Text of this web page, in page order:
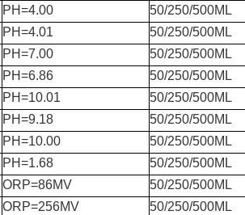
PH=4.00
50/250/500ML
PH=4.01
50/250/500ML
PH=7.00
50/250/500ML
PH=6.86
50/250/500ML
PH=10.01
50/250/500ML
PH=9.18
50/250/500ML
PH=10.00
50/250/500ML
PH=1.68
50/250/500ML
ORP=86MV
50/250/500ML
ORP=256MV 50/250/500ML